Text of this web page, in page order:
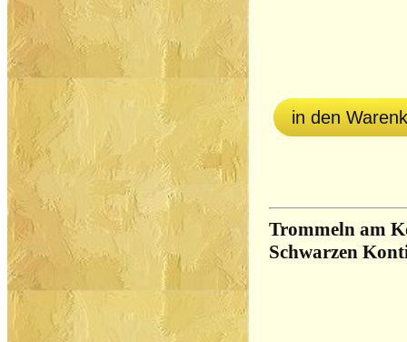
in den
Trommeln am
Schwarzen